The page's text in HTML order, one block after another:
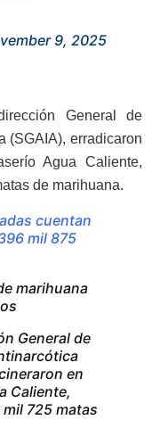
9, 2025
General de
(SGAIA), erradicaron
Agua Caliente,
de marihuana.
cuentan
mil 875
marihuana
General de
en
Caliente,
725 matas